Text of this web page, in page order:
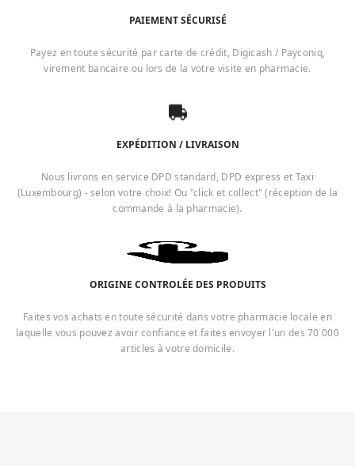
PAIEMENT SÉCURISÉ
Payez en toute sécurité par carte de crédit, Digicash / Payconiq,
virement bancaire ou lors de la votre visite en pharmacie.
EXPÉDITION / LIVRAISON
Nous livrons en service DPD standard, DPD express et Taxi
(Luxembourg) - selon votre choix! Ou "click et collect" (réception de la
commande à la pharmacie).
ORIGINE CONTROLÉE DES PRODUITS
Faites vos achats en toute sécurité dans votre pharmacie locale en
laquelle vous pouvez avoir confiance et faites envoyer l'un des 70 000
articles à votre domicile.